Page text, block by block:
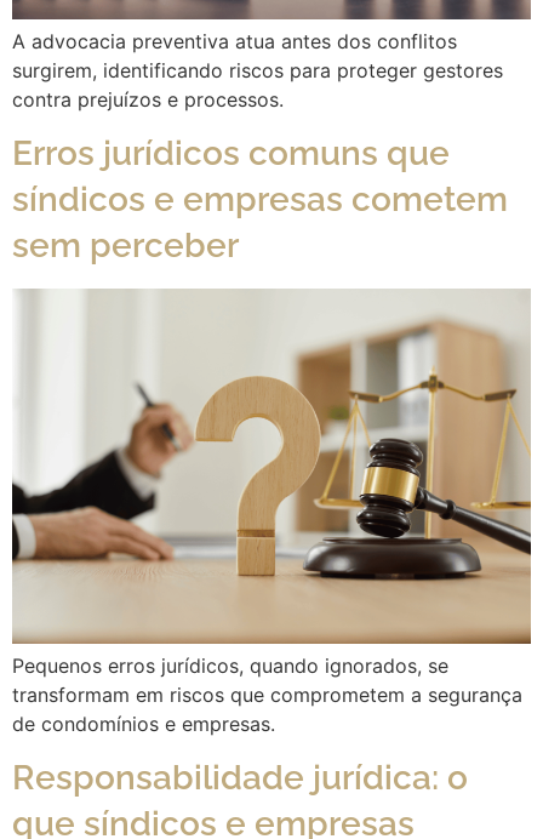
A advocacia preventiva atua antes dos conflitos
surgirem, identificando riscos para proteger gestores
contra prejuízos e processos.
Erros jurídicos comuns que
síndicos e empresas cometem
sem perceber
Pequenos erros jurídicos, quando ignorados, se
transformam em riscos que comprometem a segurança
de condomínios e empresas.
Responsabilidade jurídica: o
que síndicos e empresas